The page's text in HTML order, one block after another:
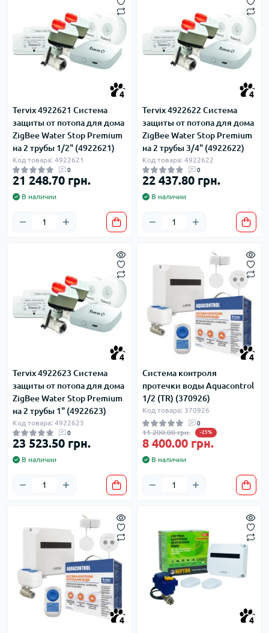
4
Tervix 4922621 Система
защиты от потопа для дома
ZigBee Water Stop Premium
на 2 трубы 1/2" (4922621)
Код товара: 4922621
0
21 248.70 грн.
В наличии
4
Tervix 4922622 Система
защиты от потопа для дома
ZigBee Water Stop Premium
на 2 трубы 3/4" (4922622)
Код товара: 4922622
0
22 437.80 грн.
В наличии
4
Tervix 4922623 Система
защиты от потопа для дома
ZigBee Water Stop Premium
на 2 трубы 1" (4922623)
Код товара: 4922623
0
23 523.50 грн.
В наличии
4
Система контроля
протечки воды Aquacontrol
1/2 (TR) (370926)
Код товара: 370926
0
11 200.00 грн. -25%
8 400.00 грн.
В наличии
4
4